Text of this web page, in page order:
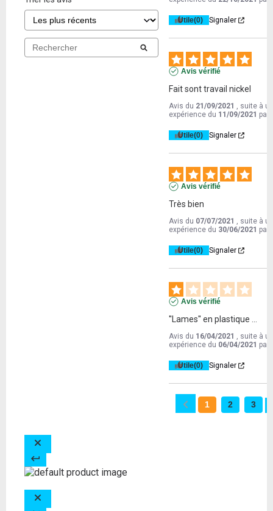
Utile(0) Signaler
Avis vérifié
Fait sont travail nickel
Avis du 21/09/2021 , suite à
expérience du 11/09/2021 par
Utile(0) Signaler
Avis vérifié
Très bien
Avis du 07/07/2021 , suite à
expérience du 30/06/2021 par
Utile(0) Signaler
Avis vérifié
''Lames'' en plastique ...
Avis du 16/04/2021 , suite à
expérience du 06/04/2021 par
Utile(0) Signaler
1 2 3